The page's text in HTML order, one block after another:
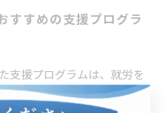
すすめの支援プログラ
支援プログラムは、就労を
に自信が持てず、不安に感